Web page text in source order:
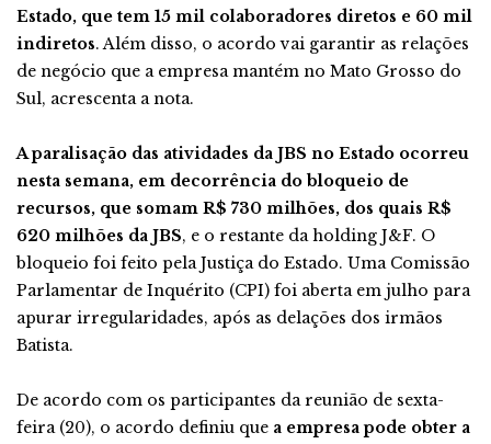
Estado, que tem 15 mil colaboradores diretos e 60 mil
indiretos. Além disso, o acordo vai garantir as relações
de negócio que a empresa mantém no Mato Grosso do
Sul, acrescenta a nota.
A paralisação das atividades da JBS no Estado ocorreu
nesta semana, em decorrência do bloqueio de
recursos, que somam R$ 730 milhões, dos quais R$
620 milhões da JBS, e o restante da holding J&F. O
bloqueio foi feito pela Justiça do Estado. Uma Comissão
Parlamentar de Inquérito (CPI) foi aberta em julho para
apurar irregularidades, após as delações dos irmãos
Batista.
De acordo com os participantes da reunião de sexta-
feira (20), o acordo definiu que a empresa pode obter a